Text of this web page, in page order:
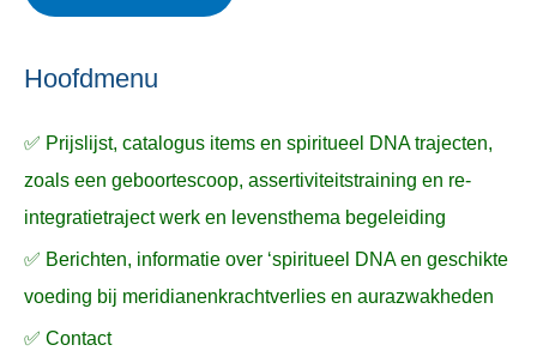
na
r
:
Hoofdmenu
✅ Prijslijst, catalogus items en spiritueel DNA trajecten,
zoals een geboortescoop, assertiviteitstraining en re-
integratietraject werk en levensthema begeleiding
✅ Berichten, informatie over ‘spiritueel DNA en geschikte
voeding bij meridianenkrachtverlies en aurazwakheden
✅ Contact
n